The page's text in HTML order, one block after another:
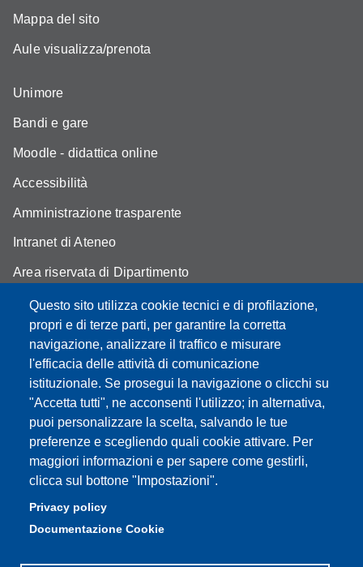
Questo sito utilizza cookie tecnici e di profilazione,
propri e di terze parti, per garantire la corretta
navigazione, analizzare il traffico e misurare
l'efficacia delle attività di comunicazione
istituzionale. Se prosegui la navigazione o clicchi su
"Accetta tutti", ne acconsenti l'utilizzo; in alternativa,
puoi personalizzare la scelta, salvando le tue
preferenze e scegliendo quali cookie attivare. Per
maggiori informazioni e per sapere come gestirli,
clicca sul bottone "Impostazioni".
Privacy policy
Documentazione Cookie
Mappa del sito
Aule visualizza/prenota
Unimore
Bandi e gare
Moodle - didattica online
Accessibilità
Amministrazione trasparente
Intranet di Ateneo
Area riservata di Dipartimento
Cambia idea sui cookie
Privacy e cookie policy
Partita IVA: 00427620364
Dipartimento di Economia Marco Biagi
Sede: Via Berengario 51 - 41121 Modena
e-mail: info.economia@unimore.it | PEC:
Centralino: 059 / 205 6711
Portineria via Fontanelli: 059 / 205 7111